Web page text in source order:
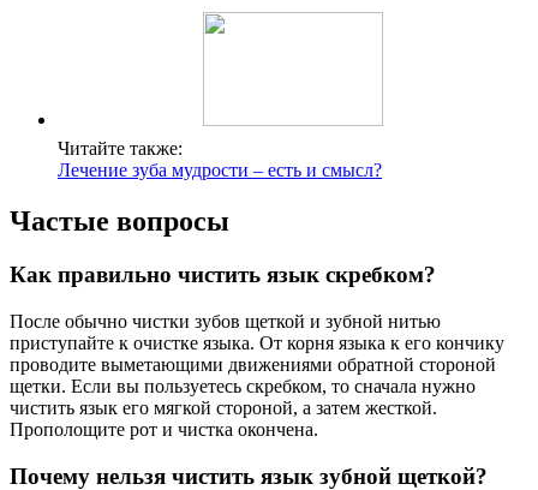
Читайте также:
Лечение зуба мудрости – есть и смысл?
Частые вопросы
Как правильно чистить язык скребком?
После обычно чистки зубов щеткой и зубной нитью
приступайте к очистке языка. От корня языка к его кончику
проводите выметающими движениями обратной стороной
щетки. Если вы пользуетесь скребком, то сначала нужно
чистить язык его мягкой стороной, а затем жесткой.
Прополощите рот и чистка окончена.
Почему нельзя чистить язык зубной щеткой?